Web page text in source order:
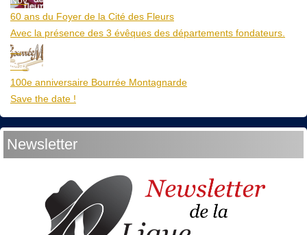
60 ans du Foyer de la Cité des Fleurs
Avec la présence des 3 évêques des départements fondateurs.
20
Mar
100e anniversaire Bourrée Montagnarde
Save the date !
Newsletter